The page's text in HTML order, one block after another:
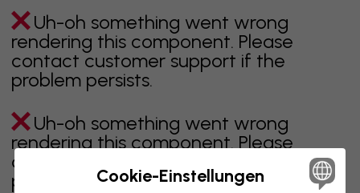
Uh-oh something went wrong
rendering this component. Please
contact customer support if the
problem persists.
Uh-oh something went wrong
rendering this component. Please
contact customer support if the
problem persists.Cookie-Einstellungen